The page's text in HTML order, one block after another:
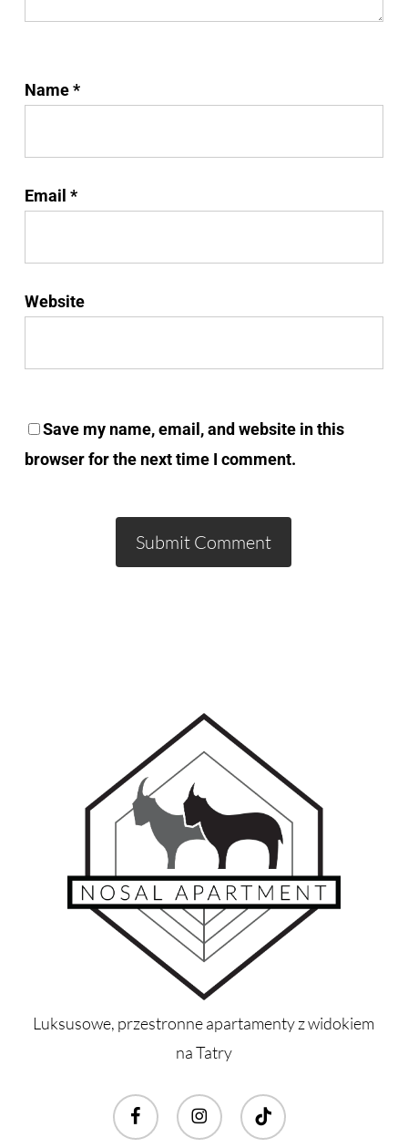
Name*
Email *
Website
Save my name, email, and website in this
browser for the next time I comment.
Luksusowe, przestronne apartamenty z widokiem
na Tatry
facebook instagram tiktok